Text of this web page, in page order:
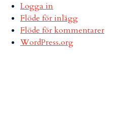
Logga in
Flöde för inlägg
Flöde för kommentarer
WordPress.org